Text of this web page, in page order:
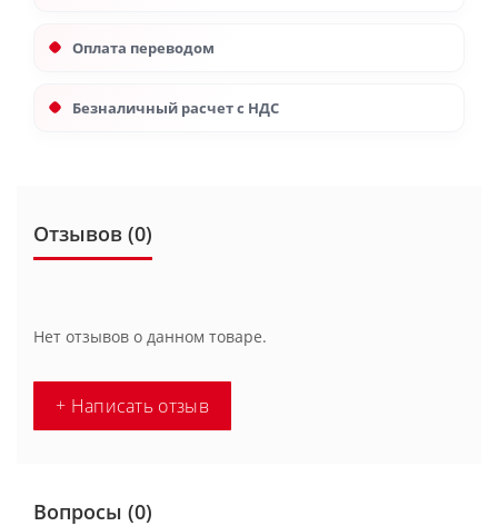
Оплата переводом
Безналичный расчет с НДС
Отзывов (0)
Нет отзывов о данном товаре.
+ Написать отзыв
Вопросы (0)